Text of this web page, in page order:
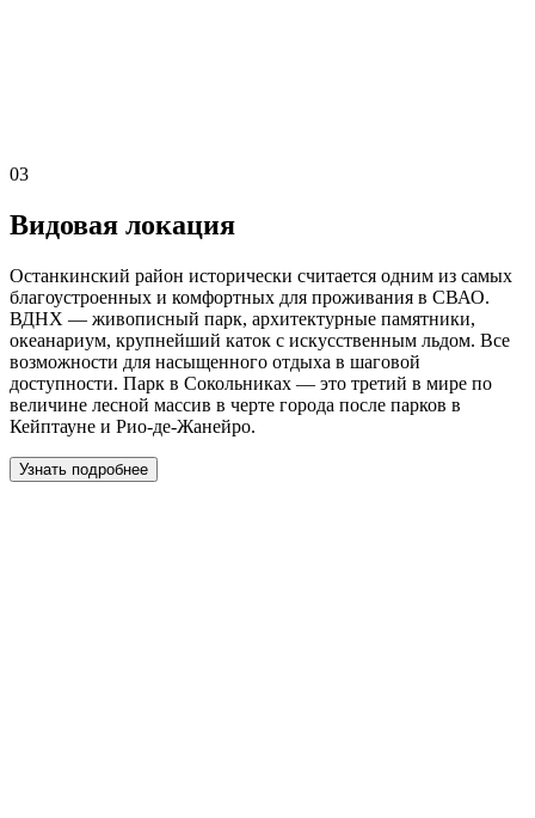
03
Видовая локация
Останкинский район исторически считается одним из самых
благоустроенных и комфортных для проживания в СВАО.
ВДНХ — живописный парк, архитектурные памятники,
океанариум, крупнейший каток с искусственным льдом. Все
возможности для насыщенного отдыха в шаговой
доступности. Парк в Сокольниках — это третий в мире по
величине лесной массив в черте города после парков в
Кейптауне и Рио-де-Жанейро.
Узнать подробнее